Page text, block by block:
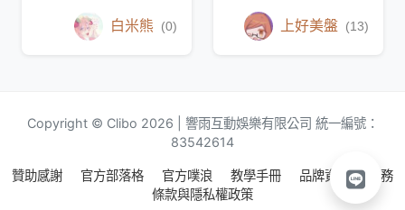
白米熊 (0) 上好美盤 (13)
Copyright © Clibo 2026 | 響雨互動娛樂有限公司 統一編號：
83542614
贊助感謝 官方部落格 官方噗浪 教學手冊 品牌資源
服務
條款與隱私權政策